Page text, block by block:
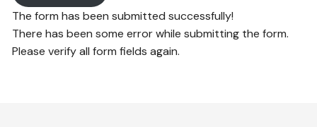
The form has been submitted successfully!
There has been some error while submitting the form.
Please verify all form fields again.